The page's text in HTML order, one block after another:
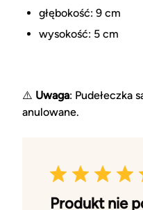
głębokość: 9 cm
wysokość: 5 cm
⚠️ Uwaga: Pudełeczka
anulowane.
Produkt nie